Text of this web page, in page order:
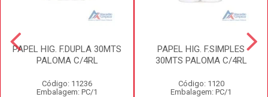
PAPEL HIG. F.DUPLA 30MTS
PALOMA C/4RL
Código: 11236
Embalagem: PC/1
PAPEL HIG. F.SIMPLES
30MTS PALOMA C/4RL
Código: 1120
Embalagem: PC/1